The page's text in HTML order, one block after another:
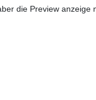
die Preview